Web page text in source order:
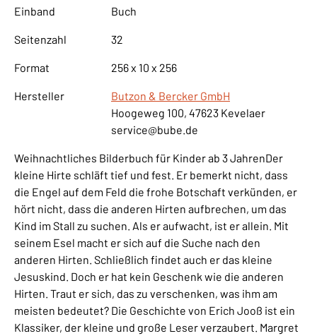
Einband Buch
Seitenzahl 32
Format 256 x 10 x 256
Hersteller
Butzon & Bercker GmbH
Hoogeweg 100, 47623 Kevelaer
service@bube.de
Weihnachtliches Bilderbuch für Kinder ab 3 JahrenDer
kleine Hirte schläft tief und fest. Er bemerkt nicht, dass
die Engel auf dem Feld die frohe Botschaft verkünden, er
hört nicht, dass die anderen Hirten aufbrechen, um das
Kind im Stall zu suchen. Als er aufwacht, ist er allein. Mit
seinem Esel macht er sich auf die Suche nach den
anderen Hirten. Schließlich findet auch er das kleine
Jesuskind. Doch er hat kein Geschenk wie die anderen
Hirten. Traut er sich, das zu verschenken, was ihm am
meisten bedeutet? Die Geschichte von Erich Jooß ist ein
Klassiker, der kleine und große Leser verzaubert. Margret